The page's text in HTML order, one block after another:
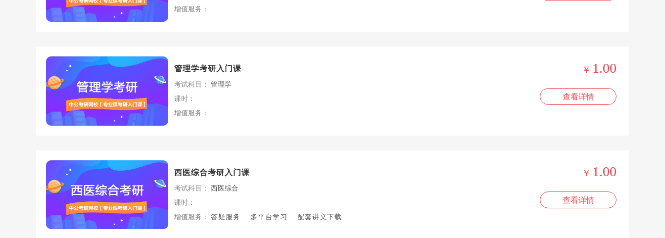
增值服务：
管理学考研入门课
考试科目：
管理学
课时：
增值服务：
￥ 1.00
查看详情
西医综合考研入门课
考试科目：
西医综合
课时：
增值服务：
答疑服务 多平台学习 配套讲义下载
￥ 1.00
查看详情